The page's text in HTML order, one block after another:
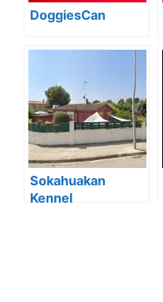
DoggiesCan
Sokahuakan
Kennel